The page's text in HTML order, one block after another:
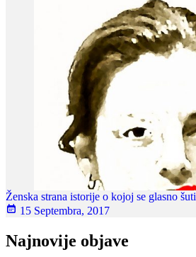
Ženska strana istorije o kojoj se glasno šuti
15 Septembra, 2017
Najnovije objave